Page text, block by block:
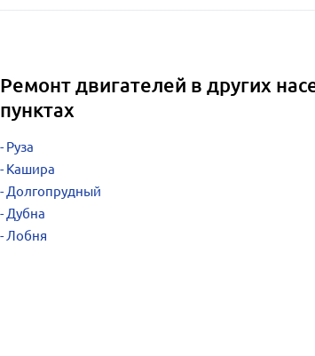
Ремонт двигателей в других
пунктах
Руза
Кашира
Долгопрудный
Дубна
Лобня